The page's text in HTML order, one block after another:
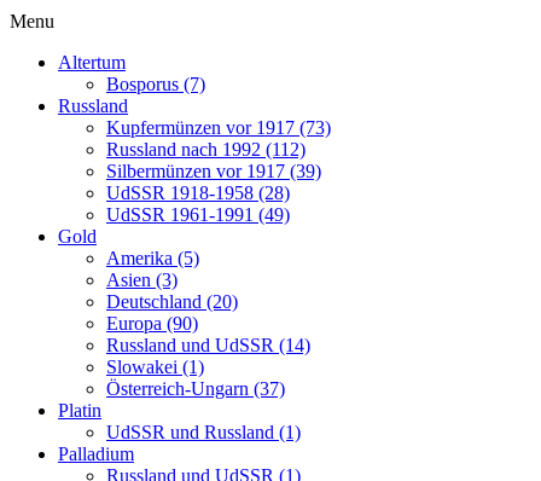
Menu
Altertum
Bosporus (7)
Russland
Kupfermünzen vor 1917 (73)
Russland nach 1992 (112)
Silbermünzen vor 1917 (39)
UdSSR 1918-1958 (28)
UdSSR 1961-1991 (49)
Gold
Amerika (5)
Asien (3)
Deutschland (20)
Europa (90)
Russland und UdSSR (14)
Slowakei (1)
Österreich-Ungarn (37)
Platin
UdSSR und Russland (1)
Palladium
Russland und UdSSR (1)